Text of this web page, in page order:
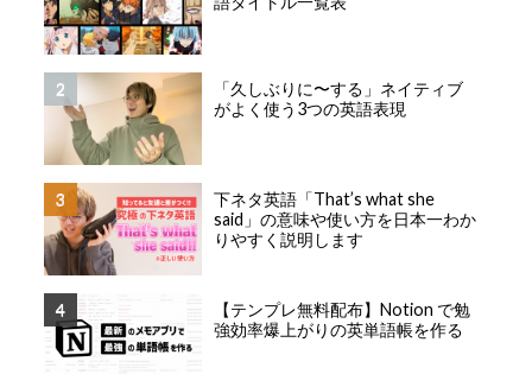
「久しぶりに〜する」ネイティブ
がよく使う3つの英語表現
下ネタ英語「That’s what she
said」の意味や使い方を日本一わか
りやすく説明します
【テンプレ無料配布】Notion で勉
強効率爆上がりの英単語帳を作る